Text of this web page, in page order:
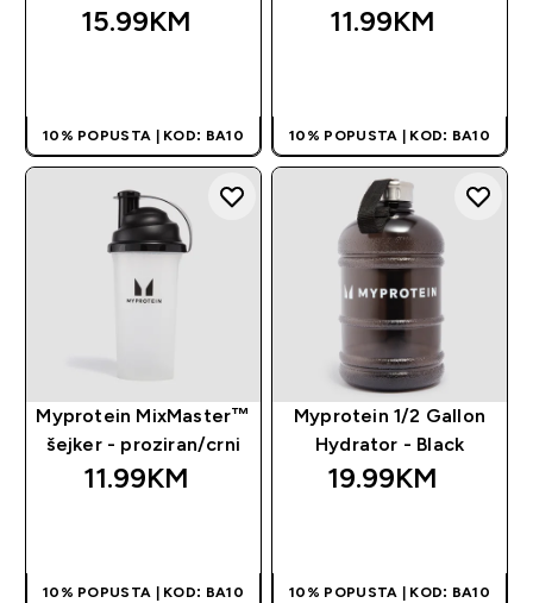
15.99KM‎
10% POPUSTA | KOD: BA10
11.99KM‎
10% POPUSTA | KOD: BA10
Myprotein MixMaster™
šejker - proziran/crni
11.99KM‎
10% POPUSTA | KOD: BA10
Myprotein 1/2 Gallon
Hydrator - Black
19.99KM‎
10% POPUSTA | KOD: BA10